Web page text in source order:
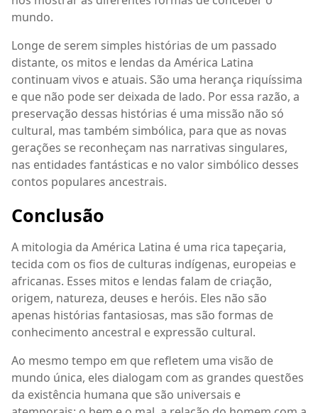
mundo.
Longe de serem simples histórias de um passado
distante, os mitos e lendas da América Latina
continuam vivos e atuais. São uma herança riquíssima
e que não pode ser deixada de lado. Por essa razão, a
preservação dessas histórias é uma missão não só
cultural, mas também simbólica, para que as novas
gerações se reconheçam nas narrativas singulares,
nas entidades fantásticas e no valor simbólico desses
contos populares ancestrais.
Conclusão
A mitologia da América Latina é uma rica tapeçaria,
tecida com os fios de culturas indígenas, europeias e
africanas. Esses mitos e lendas falam de criação,
origem, natureza, deuses e heróis. Eles não são
apenas histórias fantasiosas, mas são formas de
conhecimento ancestral e expressão cultural.
Ao mesmo tempo em que refletem uma visão de
mundo única, eles dialogam com as grandes questões
da existência humana que são universais e